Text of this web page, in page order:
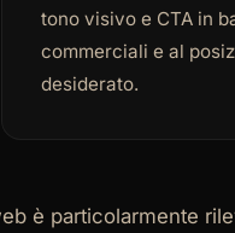
tono visivo e CTA in
commerciali e al
desiderato.
è particolarmente